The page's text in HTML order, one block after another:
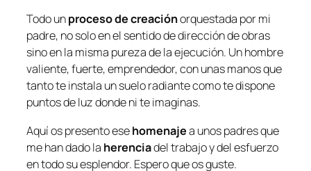
Todo unproceso de creaciónorquestada por mi
padre, no solo en el sentido de dirección de obras
sino en la misma pureza de la ejecución. Un hombre
valiente, fuerte, emprendedor, con unas manos que
tanto te instala un suelo radiante como te dispone
puntos de luz donde ni te imaginas.
Aquí os presento esehomenajea unos padres que
me han dado la herenciadel trabajo y del esfuerzo
en todo su esplendor. Espero que os guste.